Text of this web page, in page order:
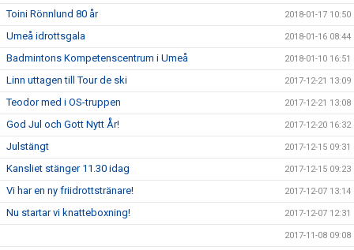
Toini Rönnlund 80 år 2018-01-17 10:50
Umeå idrottsgala 2018-01-16 08:44
Badmintons Kompetenscentrum i Umeå 2018-01-10 16:51
Linn uttagen till Tour de ski 2017-12-21 13:09
Teodor med i OS-truppen 2017-12-21 13:08
God Jul och Gott Nytt År! 2017-12-20 16:32
Julstängt 2017-12-15 09:31
Kansliet stänger 11.30 idag 2017-12-15 09:23
Vi har en ny friidrottstränare! 2017-12-07 13:14
Nu startar vi knatteboxning! 2017-12-07 12:31
2017-11-08 09:08